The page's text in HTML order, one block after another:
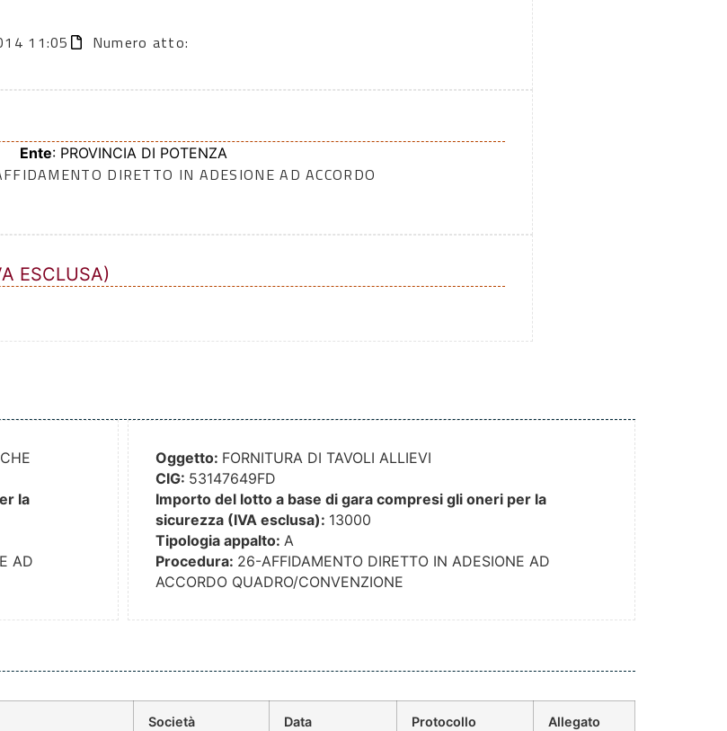
11:05 Numero atto:
Ente: PROVINCIA DI POTENZA
DIRETTO IN ADESIONE AD ACCORDO
ESCLUSA)
la
AD
Oggetto: FORNITURA DI TAVOLI ALLIEVI
CIG: 53147649FD
Importo del lotto a base di gara compresi gli oneri per la
sicurezza (IVA esclusa): 13000
Tipologia appalto: A
Procedura: 26-AFFIDAMENTO DIRETTO IN ADESIONE AD
ACCORDO QUADRO/CONVENZIONE
Società
Data
Protocollo
Allegato